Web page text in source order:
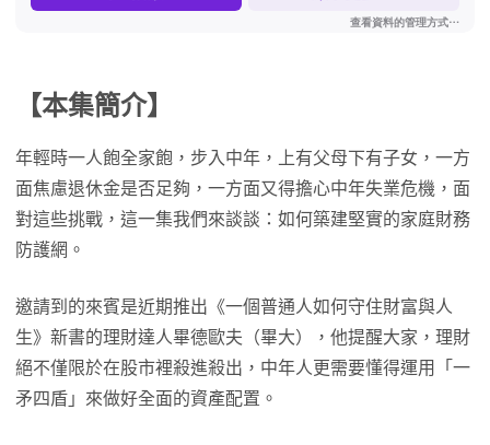
【本集簡介】
年輕時一人飽全家飽，步入中年，上有父母下有子女，一方
面焦慮退休金是否足夠，一方面又得擔心中年失業危機，面
對這些挑戰，這一集我們來談談：如何築建堅實的家庭財務
防護網。
邀請到的來賓是近期推出《一個普通人如何守住財富與人
生》新書的理財達人畢德歐夫（畢大），他提醒大家，理財
絕不僅限於在股市裡殺進殺出，中年人更需要懂得運用「一
矛四盾」來做好全面的資產配置。